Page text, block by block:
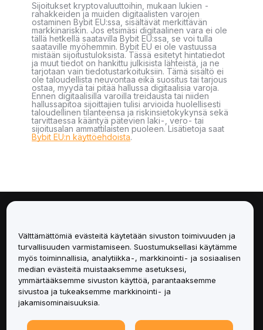
Sijoitukset kryptovaluuttoihin, mukaan lukien -
rahakkeiden ja muiden digitaalisten varojen
ostaminen Bybit EU:ssa, sisältävät merkittävän
markkinariskin. Jos etsimäsi digitaalinen vara ei ole
tällä hetkellä saatavilla Bybit EU:ssa, se voi tulla
saataville myöhemmin. Bybit EU ei ole vastuussa
mistään sijoitustuloksista. Tässä esitetyt hintatiedot
ja muut tiedot on hankittu julkisista lähteistä, ja ne
tarjotaan vain tiedotustarkoituksiin. Tämä sisältö ei
ole taloudellista neuvontaa eikä suositus tai tarjous
ostaa, myydä tai pitää hallussa digitaalisia varoja.
Ennen digitaalisilla varoilla treidausta tai niiden
hallussapitoa sijoittajien tulisi arvioida huolellisesti
taloudellinen tilanteensa ja riskinsietokykynsä sekä
tarvittaessa kääntyä pätevien laki-, vero- tai
sijoitusalan ammattilaisten puoleen. Lisätietoja saat
Bybit EU:n käyttöehdoista.
Palvelut
Tuki
Tuotteet
Välttämättömiä evästeitä käytetään sivuston toimivuuden ja
turvallisuuden varmistamiseen. Suostumuksellasi käytämme
myös toiminnallisia, analytiikka-, markkinointi- ja sosiaalisen
median evästeitä muistaaksemme asetuksesi,
ymmärtääksemme sivuston käyttöä, parantaaksemme
sivustoa ja tukeaksemme markkinointi- ja
jakamisominaisuuksia.